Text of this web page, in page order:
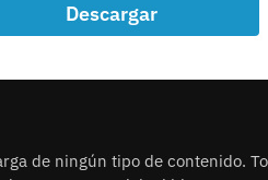
Descargar
de ningún tipo de contenido.